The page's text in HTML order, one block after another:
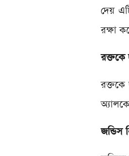
দেয়
রক্ষা
রক্তকে
জন্ডিস